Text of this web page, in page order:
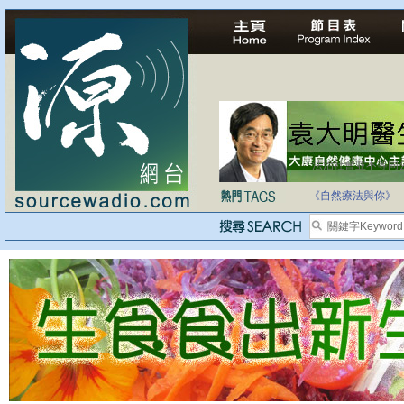
法治社會並不等同
自家教育合法化-
《自然療法與你》